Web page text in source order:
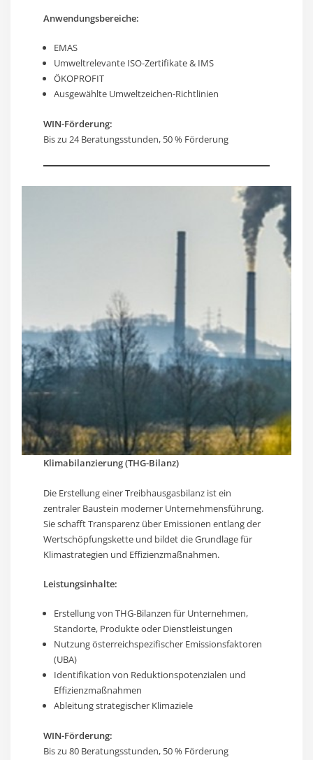
Anwendungsbereiche:
EMAS
Umweltrelevante ISO-Zertifikate & IMS
ÖKOPROFIT
Ausgewählte Umweltzeichen-Richtlinien
WIN-Förderung:
Bis zu 24 Beratungsstunden, 50 % Förderung
Klimabilanzierung (THG-Bilanz)
Die Erstellung einer Treibhausgasbilanz ist ein
zentraler Baustein moderner Unternehmensführung.
Sie schafft Transparenz über Emissionen entlang der
Wertschöpfungskette und bildet die Grundlage für
Klimastrategien und Effizienzmaßnahmen.
Leistungsinhalte:
Erstellung von THG-Bilanzen für Unternehmen,
Standorte, Produkte oder Dienstleistungen
Nutzung österreichspezifischer Emissionsfaktoren
(UBA)
Identifikation von Reduktionspotenzialen und
Effizienzmaßnahmen
Ableitung strategischer Klimaziele
WIN-Förderung:
Bis zu 80 Beratungsstunden, 50 % Förderung